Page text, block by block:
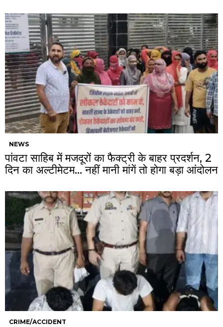
NEWS
पांवटा साहिब में मजदूरों का फैक्ट्री के बाहर प्रदर्शन, 2
दिन का अल्टीमेटम… नहीं मानी मांगें तो होगा बड़ा आंदोलन
CRIME/ACCIDENT